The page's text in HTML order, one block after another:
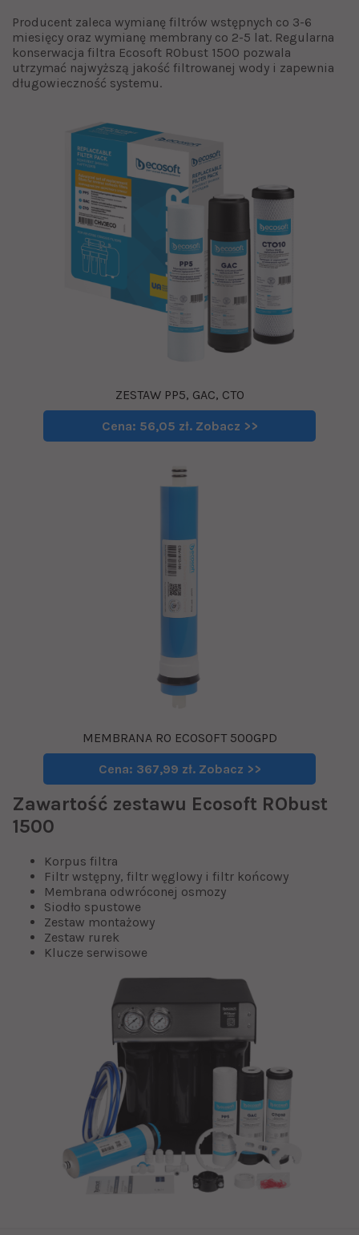
Producent zaleca wymianę filtrów wstępnych co 3-6
miesięcy oraz wymianę membrany co 2-5 lat. Regularna
konserwacja filtra Ecosoft RObust 1500 pozwala
utrzymać najwyższą jakość filtrowanej wody i zapewnia
długowieczność systemu.
ZESTAW PP5, GAC, CTO
Cena: 56,05 zł. Zobacz >>
MEMBRANA RO ECOSOFT 500GPD
Cena: 367,99 zł. Zobacz >>
Zawartość zestawu Ecosoft RObust
1500
Korpus filtra
Filtr wstępny, filtr węglowy i filtr końcowy
Membrana odwróconej osmozy
Siodło spustowe
Zestaw montażowy
Zestaw rurek
Klucze serwisowe